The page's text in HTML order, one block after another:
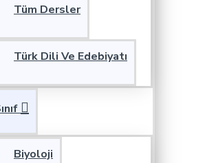
Tüm Dersler
Türk Dili Ve Edebiyatı
Biyoloji